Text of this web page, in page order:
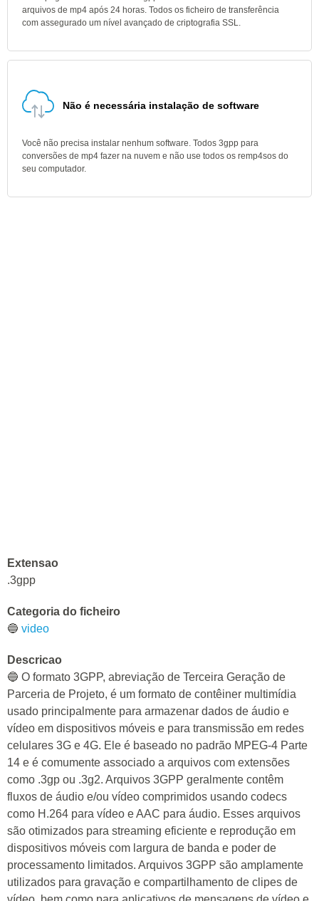
arquivos de mp4 após 24 horas. Todos os ficheiro de transferência
com assegurado um nível avançado de criptografia SSL.
Não é necessária instalação de software
Você não precisa instalar nenhum software. Todos 3gpp para
conversões de mp4 fazer na nuvem e não use todos os remp4sos do
seu computador.
Extensao
.3gpp
Categoria do ficheiro
🔵 video
Descricao
🔵 O formato 3GPP, abreviação de Terceira Geração de
Parceria de Projeto, é um formato de contêiner multimídia
usado principalmente para armazenar dados de áudio e
vídeo em dispositivos móveis e para transmissão em redes
celulares 3G e 4G. Ele é baseado no padrão MPEG-4 Parte
14 e é comumente associado a arquivos com extensões
como .3gp ou .3g2. Arquivos 3GPP geralmente contêm
fluxos de áudio e/ou vídeo comprimidos usando codecs
como H.264 para vídeo e AAC para áudio. Esses arquivos
são otimizados para streaming eficiente e reprodução em
dispositivos móveis com largura de banda e poder de
processamento limitados. Arquivos 3GPP são amplamente
utilizados para gravação e compartilhamento de clipes de